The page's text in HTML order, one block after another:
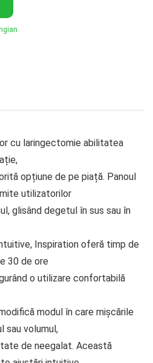
cu laringectomie abilitatea
opțiune de pe piață. Panoul
utilizatorilor
glisând degetul în sus sau în
Inspiration oferă timp de
30 de ore
o utilizare confortabilă
modul în care mișcările
sau volumul,
de neegalat. Această